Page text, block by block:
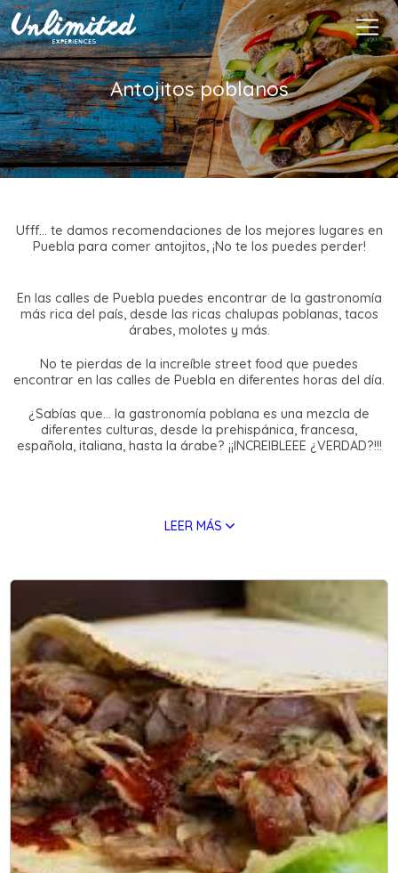
Es $ MXN
MXN EUR Antojitos poblanos
Ufff... te damos recomendaciones de los mejores lugares en
Puebla para comer antojitos, ¡No te los puedes perder!
En las calles de Puebla puedes encontrar de la gastronomía
más rica del país, desde las ricas chalupas poblanas, tacos
árabes, molotes y más.
No te pierdas de la increíble street food que puedes
encontrar en las calles de Puebla en diferentes horas del día.
¿Sabías que… la gastronomía poblana es una mezcla de
diferentes culturas, desde la prehispánica, francesa,
española, italiana, hasta la árabe? ¡¡INCREIBLEEE ¿VERDAD?!!!
LEER MÁS